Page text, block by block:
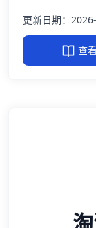
更新日期：
查